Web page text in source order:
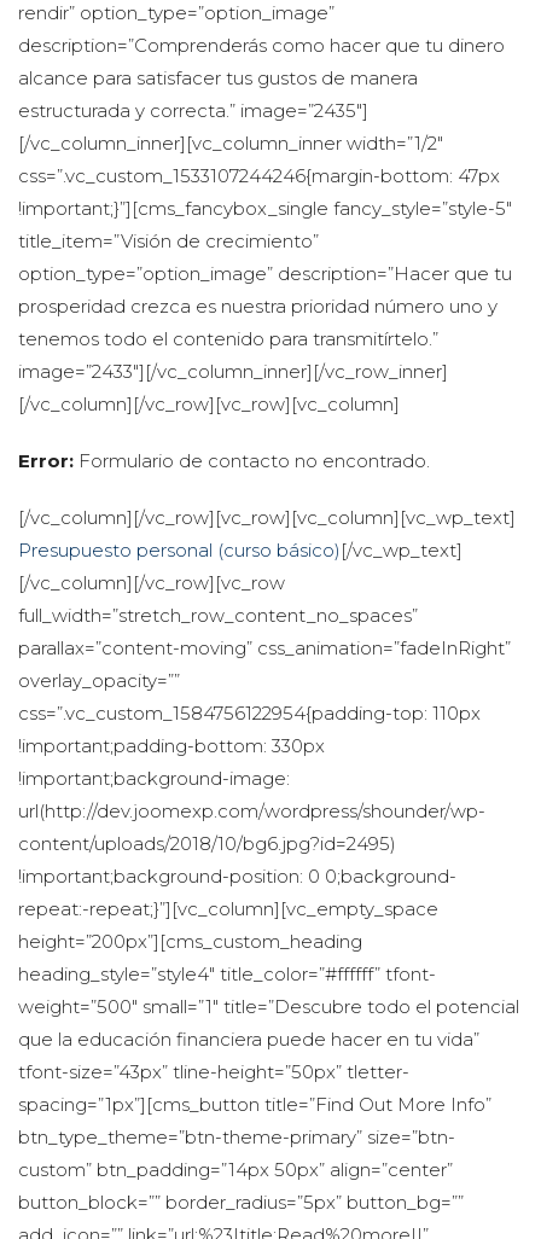
rendir” option_type=”option_image”
description=”Comprenderás como hacer que tu dinero
alcance para satisfacer tus gustos de manera
estructurada y correcta.” image=”2435″]
[/vc_column_inner][vc_column_inner width=”1/2″
css=”.vc_custom_1533107244246{margin-bottom: 47px
!important;}”][cms_fancybox_single fancy_style=”style-5″
title_item=”Visión de crecimiento”
option_type=”option_image” description=”Hacer que tu
prosperidad crezca es nuestra prioridad número uno y
tenemos todo el contenido para transmitírtelo.”
image=”2433″][/vc_column_inner][/vc_row_inner]
[/vc_column][/vc_row][vc_row][vc_column]
Error: Formulario de contacto no encontrado.
[/vc_column][/vc_row][vc_row][vc_column][vc_wp_text]
Presupuesto personal (curso básico) [/vc_wp_text]
[/vc_column][/vc_row][vc_row
full_width=”stretch_row_content_no_spaces”
parallax=”content-moving” css_animation=”fadeInRight”
overlay_opacity=””
css=”.vc_custom_1584756122954{padding-top: 110px
!important;padding-bottom: 330px
!important;background-image:
url(http://dev.joomexp.com/wordpress/shounder/wp-
content/uploads/2018/10/bg6.jpg?id=2495)
!important;background-position: 0 0;background-
repeat:-repeat;}”][vc_column][vc_empty_space
height=”200px”][cms_custom_heading
heading_style=”style4″ title_color=”#ffffff” tfont-
weight=”500″ small=”1″ title=”Descubre todo el potencial
que la educación financiera puede hacer en tu vida”
tfont-size=”43px” tline-height=”50px” tletter-
pacing=”1px”][cms_button title=”Find Out More Info”
btn_type_theme=”btn-theme-primary” size=”btn-
custom” btn_padding=”14px 50px” align=”center”
button_block=”” border_radius=”5px” button_bg=””